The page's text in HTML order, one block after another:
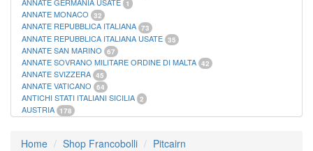
1
ANNATE MONACO 32
ANNATE REPUBBLICA ITALIANA 73
ANNATE REPUBBLICA ITALIANA USATE 35
ANNATE SAN MARINO 67
ANNATE SOVRANO MILITARE ORDINE DI MALTA 42
ANNATE SVIZZERA 45
ANNATE VATICANO 64
ANTICHI STATI ITALIANI SICILIA 2
AUSTRIA 178
CASTELROSSO 10
Home Shop Francobolli
Pitcairn